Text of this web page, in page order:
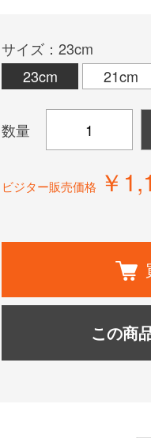
サイズ：23cm
23cm
21cm
数量
ビジター販売価格 ￥
この商